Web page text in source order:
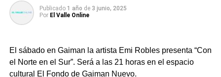
Publicado 1 año de 3 junio, 2025
Por El Valle Online
El sábado en Gaiman la artista Emi Robles presenta “Con
el Norte en el Sur”. Será a las 21 horas en el espacio
cultural El Fondo de Gaiman Nuevo.